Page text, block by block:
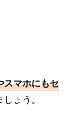
スマホにもセ
ょう。